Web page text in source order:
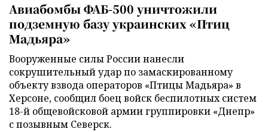
Авиабомбы ФАБ-500 уничтожили
подземную базу украинских «Птиц
Мадьяра»
Вооруженные силы России нанесли
сокрушительный удар по замаскированному
объекту взвода операторов «Птицы Мадьяра» в
Херсоне, сообщил боец войск беспилотных систем
18-й общевойсковой армии группировки «Днепр»
с позывным Северск.